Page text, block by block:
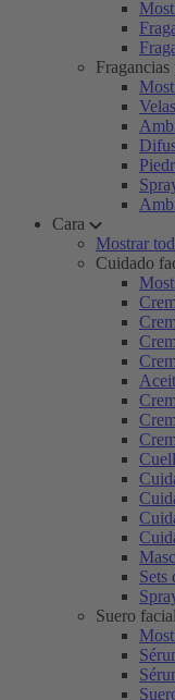
Cara
Mostrar
Cuidado
Sets
Suero facial